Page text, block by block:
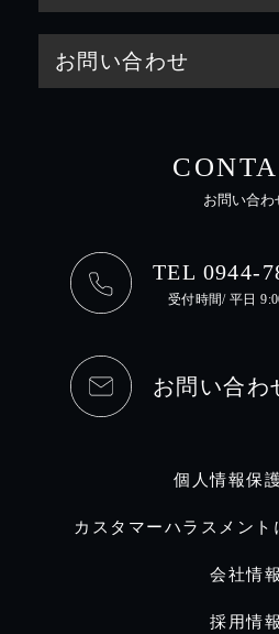
お問い合わせ
お問い合わ
TEL 0944-
受付時間/ 平日
お問い合わ
個人情報保
カスタマーハラスメン
会社情報
採用情報